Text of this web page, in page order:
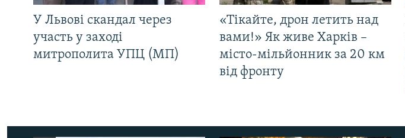
У Львові скандал через
участь у заході
митрополита УПЦ (МП)
«Тікайте, дрон летить над
вами!» Як живе Харків –
місто-мільйонник за 20 км
від фронту